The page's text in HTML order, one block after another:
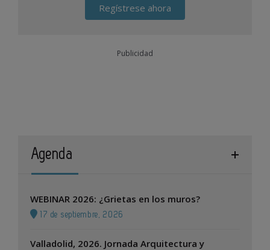
Regístrese ahora
Publicidad
Agenda
WEBINAR 2026: ¿Grietas en los muros?
17 de septiembre, 2026
Valladolid, 2026. Jornada Arquitectura y